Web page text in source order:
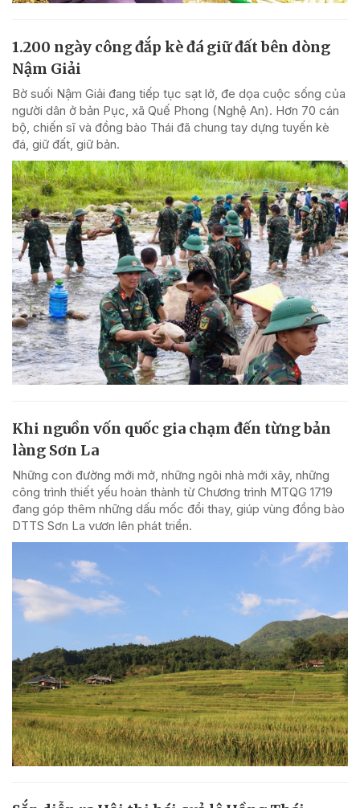
1.200 ngày công đắp kè đá giữ đất bên dòng
Nậm Giải
Bờ suối Nậm Giải đang tiếp tục sạt lở, đe dọa cuộc sống của
người dân ở bản Pục, xã Quế Phong (Nghệ An). Hơn 70 cán
bộ, chiến sĩ và đồng bào Thái đã chung tay dựng tuyến kè
đá, giữ đất, giữ bản.
Khi nguồn vốn quốc gia chạm đến từng bản
làng Sơn La
Những con đường mới mở, những ngôi nhà mới xây, những
công trình thiết yếu hoàn thành từ Chương trình MTQG 1719
đang góp thêm những dấu mốc đổi thay, giúp vùng đồng bào
DTTS Sơn La vươn lên phát triển.